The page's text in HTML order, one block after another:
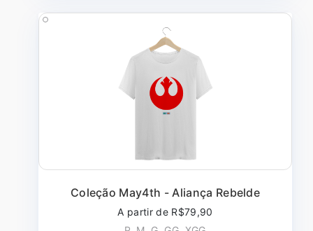
Coleção May4th - Aliança Rebelde
A partir de R$79,90